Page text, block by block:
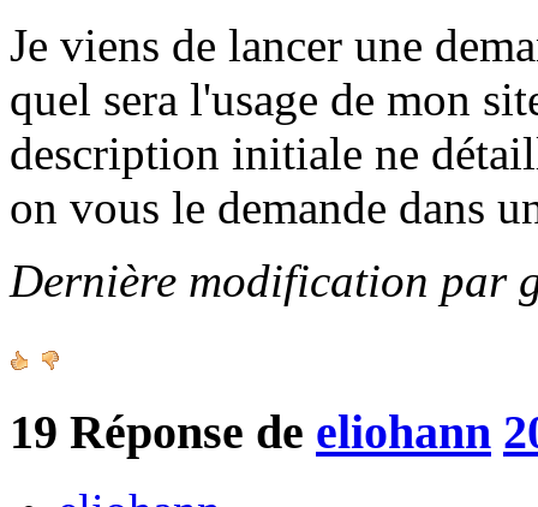
Je viens de lancer une
quel sera l'usage de mon
description initiale ne
on vous le demande dans
Dernière modification par
19 Réponse de eliohann